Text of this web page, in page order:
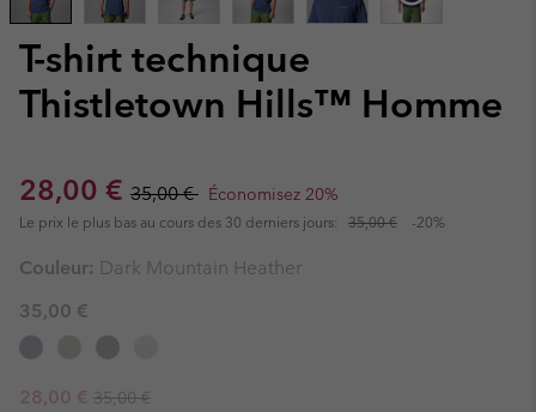
T-shirt technique
Thistletown Hills™ Homme
Sale price:
28,00 € Regular price:
35,00 € Économisez 20%
Le prix le plus bas au cours des 30 derniers jours: 35,00 € -20%
Couleur: Dark Mountain Heather
35,00 €
Sale price:
28,00 € Regular price:
35,00 €